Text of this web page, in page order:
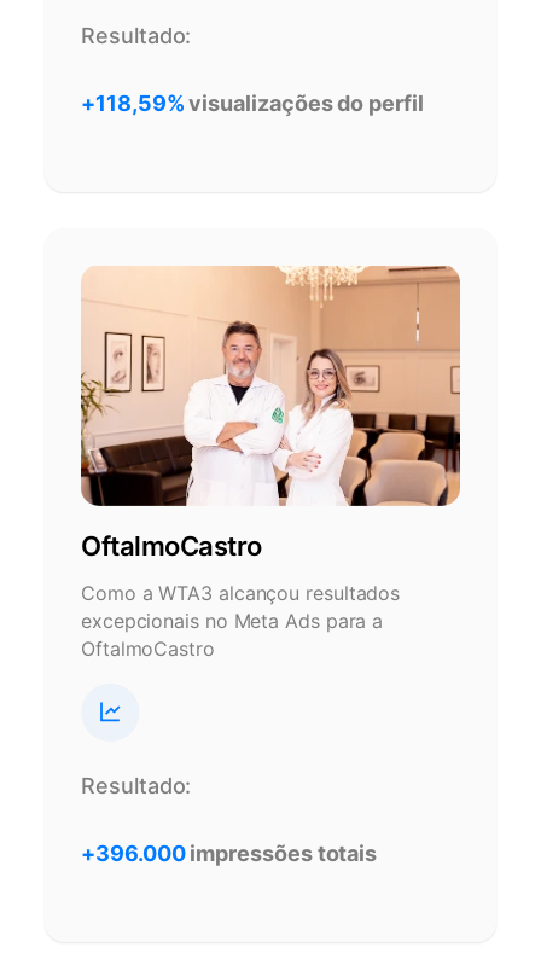
Resultado:
+118,59%visualizações do perfil
OftalmoCastro
Como a WTA3 alcançou resultados
excepcionais no Meta Ads para a
OftalmoCastro
Resultado:
+396.000impressões totais